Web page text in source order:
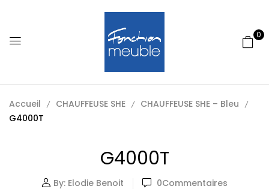
0
Accueil CHAUFFEUSE SHE
CHAUFFEUSE SHE – Bleu
G4000T
G4000T
By: Elodie Benoit 0Commentaires